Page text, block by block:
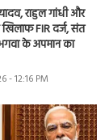
राहुल गांधी और
FIR दर्ज, संत
के अपमान का
- 12:16 PM